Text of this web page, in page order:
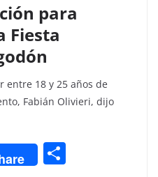
para
Fiesta
entre 18 y 25 años de
Fabián Olivieri, dijo